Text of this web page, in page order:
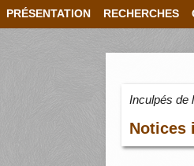
PRÉSENTATION RECHERCHES
Inculpés de
Notices